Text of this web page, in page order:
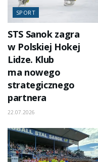
SPORT
STS Sanok zagra
w Polskiej Hokej
Lidze. Klub
ma nowego
strategicznego
partnera
22.07.2026